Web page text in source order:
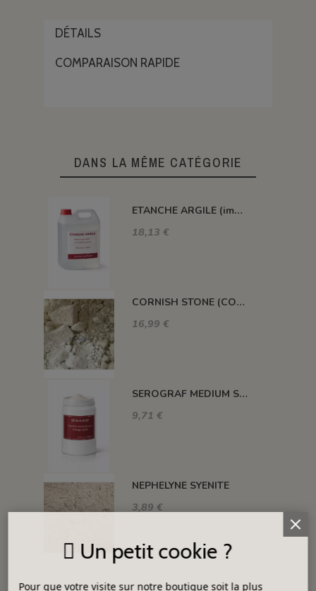
DÉTAILS
COMPARAISON RAPIDE
DANS LA MÊME CATÉGORIE
ETANCHE ARGILE (impermeabilisant pour pièce poreuse)
18,13 €
CORNISH STONE (CORNWALL STONE)
16,99 €
SEROGRAF MEDIUM SERIGRAPHIQUE SECHAGE RAPIDE
9,71 €
NEPHELYNE SYENITE
3,89 €
Un petit cookie ?
Pour que votre visite sur notre boutique soit la plus